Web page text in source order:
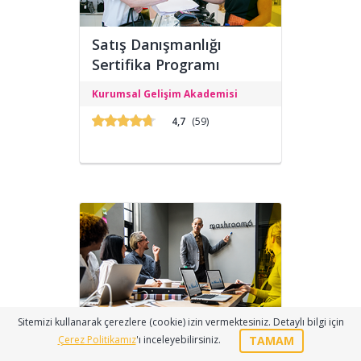
Satış Danışmanlığı
Sertifika Programı
E-Devlet ve Üniversitesi onaylı olup
eğitimlere sitemizden katılıp
alabilirsiniz.
Kurumsal Gelişim Akademisi
4,7 (59)
Pazarlama Yönetimi
Sitemizi kullanarak çerezlere (cookie) izin vermektesiniz. Detaylı bilgi için
Çerez Politikamız'ı inceleyebilirsiniz. TAMAM